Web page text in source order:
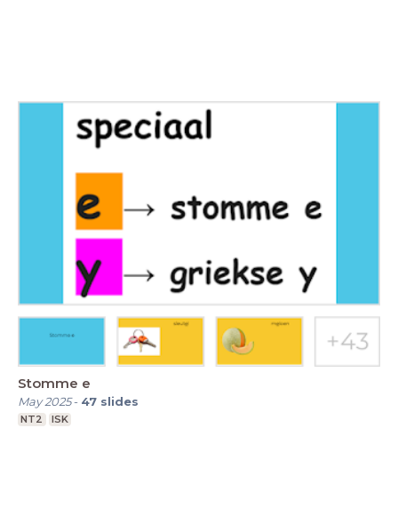
Stomme e
May 2025- 47 slides
NT2 ISK